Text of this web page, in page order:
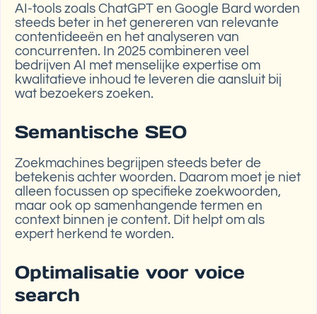
AI-tools zoals ChatGPT en Google Bard worden
steeds beter in het genereren van relevante
contentideeën en het analyseren van
concurrenten. In 2025 combineren veel
bedrijven AI met menselijke expertise om
kwalitatieve inhoud te leveren die aansluit bij
wat bezoekers zoeken.
Semantische SEO
Zoekmachines begrijpen steeds beter de
betekenis achter woorden. Daarom moet je niet
alleen focussen op specifieke zoekwoorden,
maar ook op samenhangende termen en
context binnen je content. Dit helpt om als
expert herkend te worden.
Optimalisatie voor voice
search